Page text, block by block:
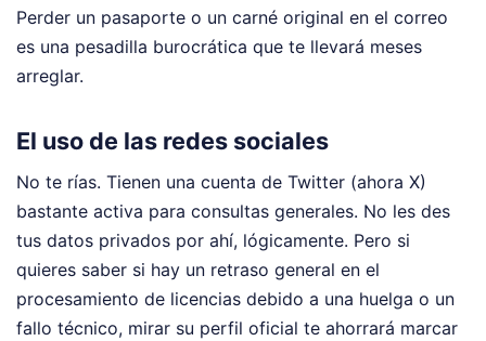
Perder un pasaporte o un carné original en el correo
es una pesadilla burocrática que te llevará meses
arreglar.
El uso de las redes sociales
No te rías. Tienen una cuenta de Twitter (ahora X)
bastante activa para consultas generales. No les des
tus datos privados por ahí, lógicamente. Pero si
quieres saber si hay un retraso general en el
procesamiento de licencias debido a una huelga o un
fallo técnico, mirar su perfil oficial te ahorrará marcar